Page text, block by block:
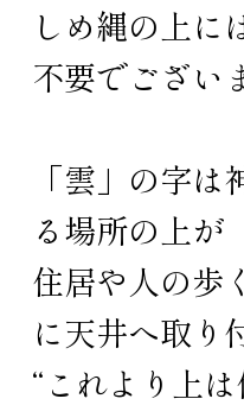
しめ縄の上に
不要でござい
「雲」の字
る場所の上が
住居や人の歩
に天井へ取り
“これより上